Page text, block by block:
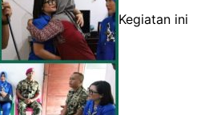
Kegiatan ini